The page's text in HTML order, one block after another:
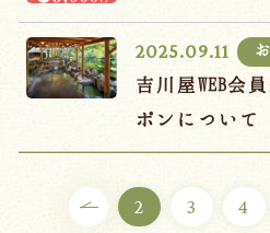
2025.09.11
吉川屋WEB会
ポンについて
2 3 4